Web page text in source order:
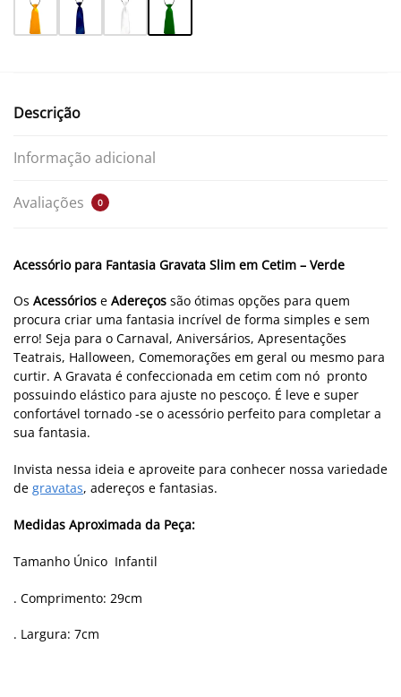
Descrição
Informação adicional
Avaliações 0
Acessório para Fantasia Gravata Slim em Cetim – Verde
Os Acessórios e Adereços são ótimas opções para quem
procura criar uma fantasia incrível de forma simples e sem
erro! Seja para o Carnaval, Aniversários, Apresentações
Teatrais, Halloween, Comemorações em geral ou mesmo para
curtir. A Gravata é confeccionada em cetim com nó pronto
possuindo elástico para ajuste no pescoço. É leve e super
confortável tornado -se o acessório perfeito para completar a
sua fantasia.
Invista nessa ideia e aproveite para conhecer nossa variedade
de gravatas, adereços e fantasias.
Medidas Aproximada da Peça:
Tamanho Único Infantil
. Comprimento: 29cm
. Largura: 7cm